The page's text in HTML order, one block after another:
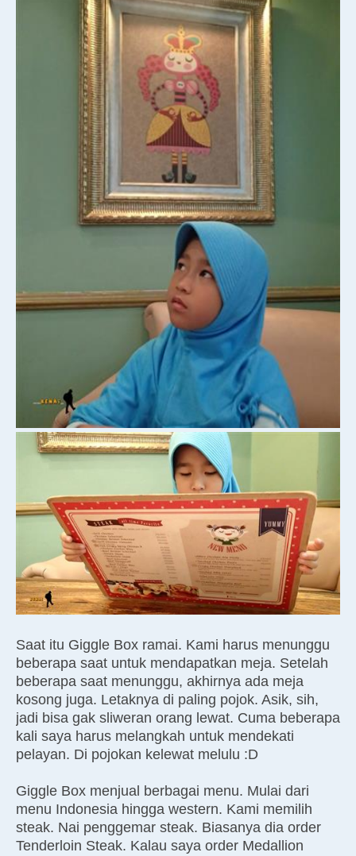
Saat itu Giggle Box ramai. Kami harus menunggu
beberapa saat untuk mendapatkan meja. Setelah
beberapa saat menunggu, akhirnya ada meja
kosong juga. Letaknya di paling pojok. Asik, sih,
jadi bisa gak sliweran orang lewat. Cuma beberapa
kali saya harus melangkah untuk mendekati
pelayan. Di pojokan kelewat melulu :D
Giggle Box menjual berbagai menu. Mulai dari
menu Indonesia hingga western. Kami memilih
steak. Nai penggemar steak. Biasanya dia order
Tenderloin Steak. Kalau saya order Medallion